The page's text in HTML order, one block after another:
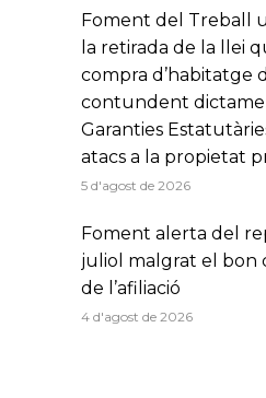
Foment del Treball
la retirada de la llei
compra d’habitatge
contundent
Garanties
atacs a la propietat
5 d'agost de 2026
Foment alerta del
juliol malgrat el bon
de l’afiliació
4 d'agost de 2026